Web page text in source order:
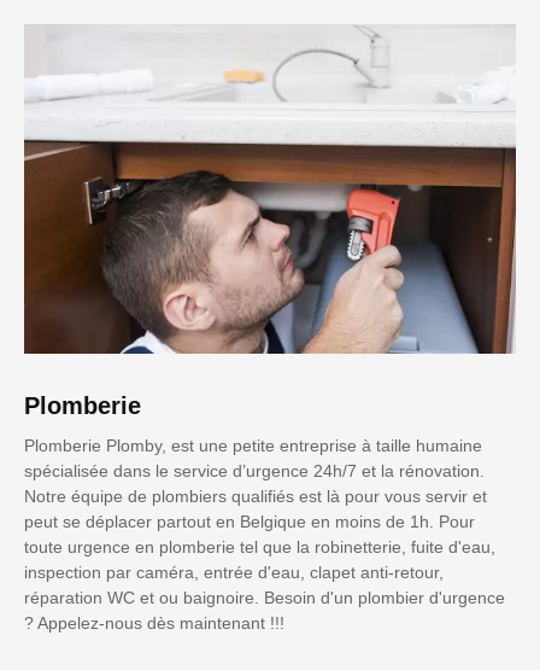
Plomberie
Plomberie Plomby, est une petite entreprise à taille humaine
spécialisée dans le service d’urgence 24h/7 et la rénovation.
Notre équipe de plombiers qualifiés est là pour vous servir et
peut se déplacer partout en Belgique en moins de 1h. Pour
toute urgence en plomberie tel que la robinetterie, fuite d'eau,
inspection par caméra, entrée d'eau, clapet anti-retour,
réparation WC et ou baignoire. Besoin d'un plombier d'urgence
? Appelez-nous dès maintenant !!!